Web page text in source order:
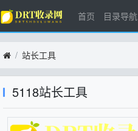
首页 目录导航
站长工具
5118站长工具